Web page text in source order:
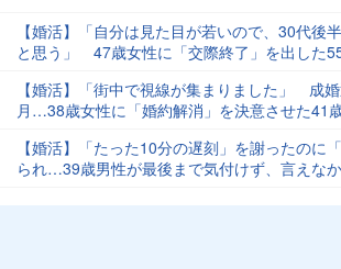
【婚活】「自分は見た目が若いので、30代後
と思う」 47歳女性に「交際終了」を出した
【婚活】「街中で視線が集まりました」 成
月…38歳女性に「婚約解消」を決意させた41
【婚活】「たった10分の遅刻」を謝ったのに
られ…39歳男性が最後まで気付けず、言えなか